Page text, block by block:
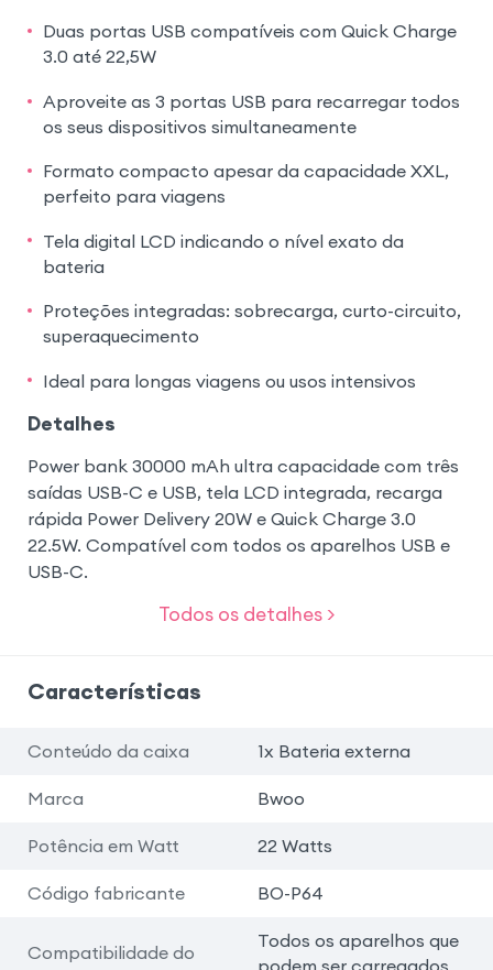
Duas portas USB compatíveis com Quick Charge
3.0 até 22,5W
Aproveite as 3 portas USB para recarregar todos
os seus dispositivos simultaneamente
Formato compacto apesar da capacidade XXL,
perfeito para viagens
Tela digital LCD indicando o nível exato da
bateria
Proteções integradas: sobrecarga, curto-circuito,
superaquecimento
Ideal para longas viagens ou usos intensivos
Detalhes
Power bank 30000 mAh ultra capacidade com três
saídas USB-C e USB, tela LCD integrada, recarga
rápida Power Delivery 20W e Quick Charge 3.0
22.5W. Compatível com todos os aparelhos USB e
USB-C.
Todos os detalhes >
Características
Conteúdo da caixa 1x Bateria externa
Marca Bwoo
Potência em Watt 22 Watts
Código fabricante BO-P64
Compatibilidade do
Todos os aparelhos que
podem ser carregados